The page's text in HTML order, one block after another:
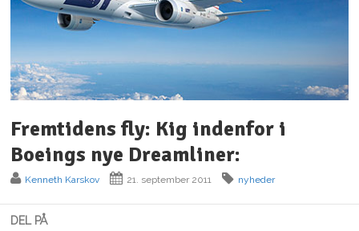
Fremtidens fly: Kig indenfor i
Boeings nye Dreamliner:
Kenneth Karskov 21. september 2011 nyheder
DEL PÅ